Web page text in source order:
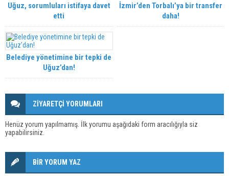
Uğuz, sorumluları istifaya davet
etti
İzmir’den Torbalı’ya bir transfer
daha!
Belediye yönetimine bir tepki de
Uğuz’dan!
ZİYARETÇİ YORUMLARI
Henüz yorum yapılmamış. İlk yorumu aşağıdaki form aracılığıyla siz
yapabilirsiniz.
BİR YORUM YAZ